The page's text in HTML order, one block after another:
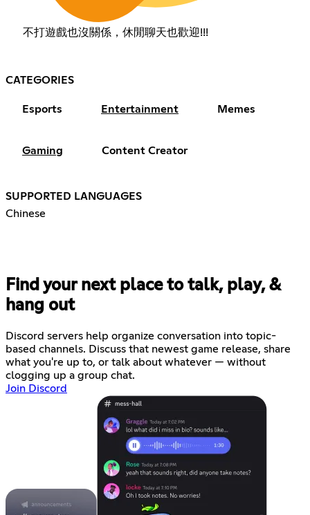
不打遊戲也沒關係，休閒聊天也歡迎!!!
CATEGORIES
Esports Entertainment Memes
Gaming Content Creator
SUPPORTED LANGUAGES
Chinese
Find your next place to talk, play, &
hang out
Discord servers help organize conversation into topic-
based channels. Discuss that newest game release, share
what you're up to, or talk about whatever — without
clogging up a group chat.
Join Discord